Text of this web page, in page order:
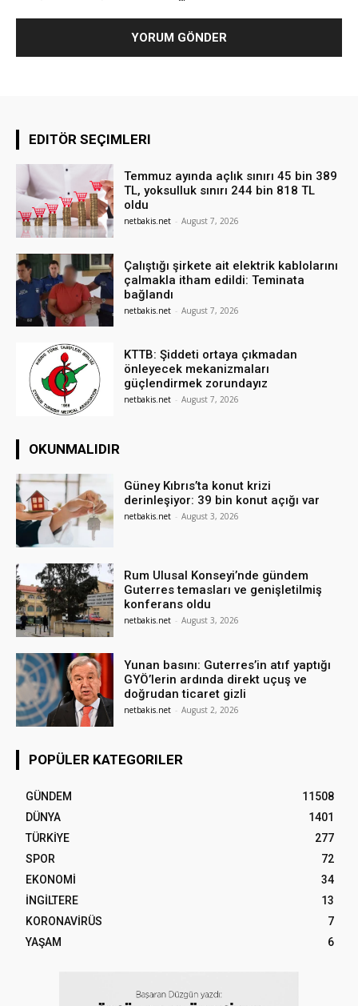
EDITÖR SEÇIMLERI
Temmuz ayında açlık sınırı 45 bin 389
TL, yoksulluk sınırı 244 bin 818 TL
oldu
netbakis.net - August 7, 2026
Çalıştığı şirkete ait elektrik kablolarını
çalmakla itham edildi: Teminata
bağlandı
netbakis.net - August 7, 2026
KTTB: Şiddeti ortaya çıkmadan
önleyecek mekanizmaları
güçlendirmek zorundayız
netbakis.net - August 7, 2026
OKUNMALIDIR
Güney Kıbrıs’ta konut krizi
derinleşiyor: 39 bin konut açığı var
netbakis.net - August 3, 2026
Rum Ulusal Konseyi’nde gündem
Guterres temasları ve genişletilmiş
konferans oldu
netbakis.net - August 3, 2026
Yunan basını: Guterres’in atıf yaptığı
GYÖ’lerin ardında direkt uçuş ve
doğrudan ticaret gizli
netbakis.net - August 2, 2026
POPÜLER KATEGORILER
GÜNDEM
11508
DÜNYA
1401
TÜRKİYE
277
SPOR
72
EKONOMİ
34
İNGİLTERE
13
KORONAVİRÜS
7
YAŞAM
6